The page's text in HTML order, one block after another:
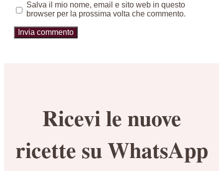
Salva il mio nome, email e sito web in questo
browser per la prossima volta che commento.
Ricevi le nuove
ricette su WhatsApp